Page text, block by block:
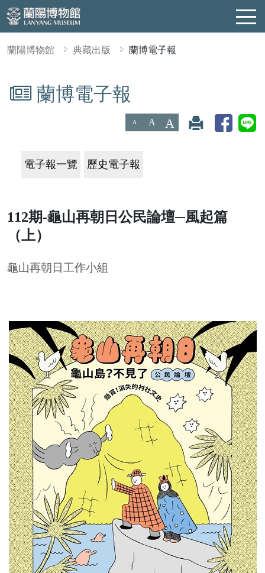
蘭陽博物館 典藏出版 蘭博電子報
蘭博電子報
A A A
電子報一覽 歷史電子報
112期-龜山再朝日公民論壇─風起篇
（上）
龜山再朝日工作小組